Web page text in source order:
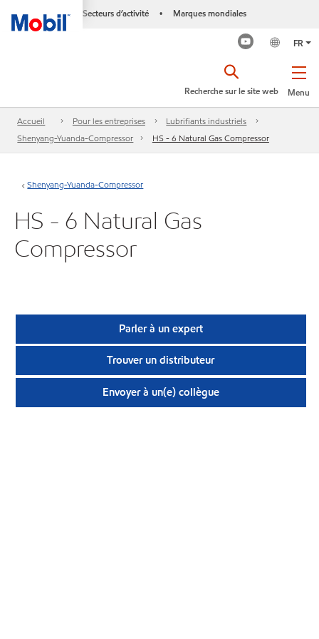
Secteurs d’activité • Marques mondiales
FR
Menu
Recherche sur le site web
Accueil Pour les entreprises
Lubrifiants industriels
Shenyang-Yuanda-Compressor
HS - 6 Natural Gas Compressor
Shenyang-Yuanda-Compressor
HS - 6 Natural Gas
Compressor
Parler à un expert
Trouver un distributeur
Envoyer à un(e) collègue